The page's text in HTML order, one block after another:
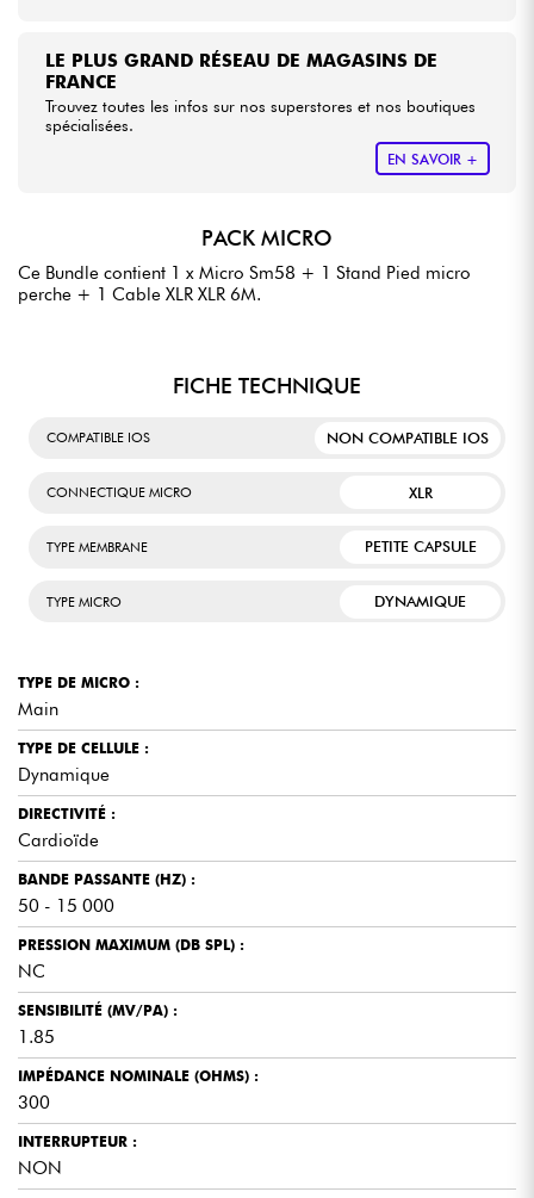
LE PLUS GRAND RÉSEAU DE MAGASINS DE
FRANCE
Trouvez toutes les infos sur nos superstores et nos boutiques
spécialisées.
EN SAVOIR +
PACK MICRO
Ce Bundle contient 1 x Micro Sm58 + 1 Stand Pied micro
perche + 1 Cable XLR XLR 6M.
FICHE TECHNIQUE
COMPATIBLE IOS NON COMPATIBLE IOS
CONNECTIQUE MICRO XLR
TYPE MEMBRANE PETITE CAPSULE
TYPE MICRO DYNAMIQUE
TYPE DE MICRO :
Main
TYPE DE CELLULE :
Dynamique
DIRECTIVITÉ :
Cardioïde
BANDE PASSANTE (HZ) :
50 - 15 000
PRESSION MAXIMUM (DB SPL) :
NC
SENSIBILITÉ (MV/PA) :
1.85
IMPÉDANCE NOMINALE (OHMS) :
300
INTERRUPTEUR :
NON